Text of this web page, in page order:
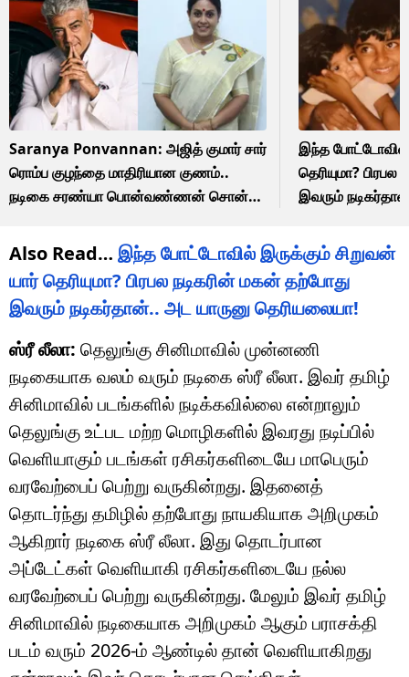
Saranya Ponvannan: அஜித் குமார் சார்
ரொம்ப குழந்தை மாதிரியான குணம்..
நடிகை சரண்யா பொன்வண்ணன் சொன்ன
இந்த போட்டோவில்
தெரியுமா?
இவரும்
Also Read… இந்த போட்டோவில் இருக்கும் சிறுவன்
யார் தெரியுமா? பிரபல நடிகரின் மகன் தற்போது
இவரும் நடிகர்தான்.. அட யாருனு தெரியலையா!
ஸ்ரீ லீலா: தெலுங்கு சினிமாவில் முன்னணி
நடிகையாக வலம் வரும் நடிகை ஸ்ரீ லீலா. இவர் தமிழ்
சினிமாவில் படங்களில் நடிக்கவில்லை என்றாலும்
தெலுங்கு உட்பட மற்ற மொழிகளில் இவரது நடிப்பில்
வெளியாகும் படங்கள் ரசிகர்களிடையே மாபெரும்
வரவேற்பைப் பெற்று வருகின்றது. இதனைத்
தொடர்ந்து தமிழில் தற்போது நாயகியாக அறிமுகம்
ஆகிறார் நடிகை ஸ்ரீ லீலா. இது தொடர்பான
அப்டேட்கள் வெளியாகி ரசிகர்களிடையே நல்ல
வரவேற்பைப் பெற்று வருகின்றது. மேலும் இவர் தமிழ்
சினிமாவில் நடிகையாக அறிமுகம் ஆகும் பராசக்தி
படம் வரும் 2026-ம் ஆண்டில் தான் வெளியாகிறது